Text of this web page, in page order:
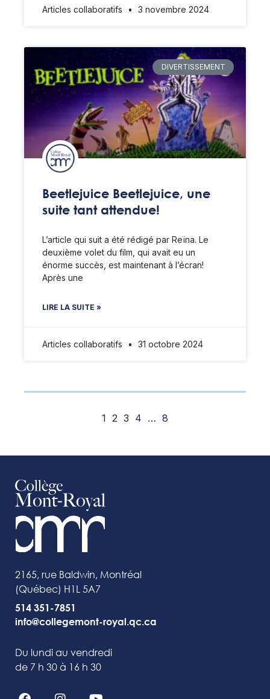
Articles collaboratifs 3 novembre 2024
DIVERTISSEMENT
Beetlejuice Beetlejuice, une
suite tant attendue!
L’article qui suit a été rédigé par Reïna. Le
deuxième volet du film, qui avait eu un
énorme succès, est maintenant à l’écran!
Après une
LIRE LA SUITE »
Articles collaboratifs 31 octobre 2024
1 2 3 4 … 8
2165, rue Baldwin, Montréal
(Québec) H1L 5A7
514 351-7851
info@collegemont-royal.qc.ca
Du lundi au vendredi
de 7 h 30 à 16 h 30